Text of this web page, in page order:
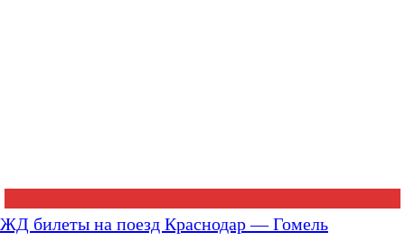
ЖД билеты на поезд Краснодар — Гомель